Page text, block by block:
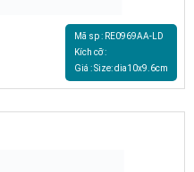
Mã sp : RE0969AA-LD
Kích cỡ :
Giá : Size: dia10x9.6cm